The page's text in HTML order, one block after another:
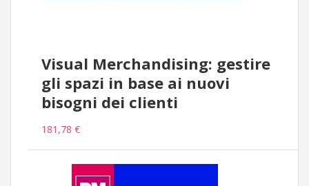
Visual Merchandising: gestire
gli spazi in base ai nuovi
bisogni dei clienti
181,78 €